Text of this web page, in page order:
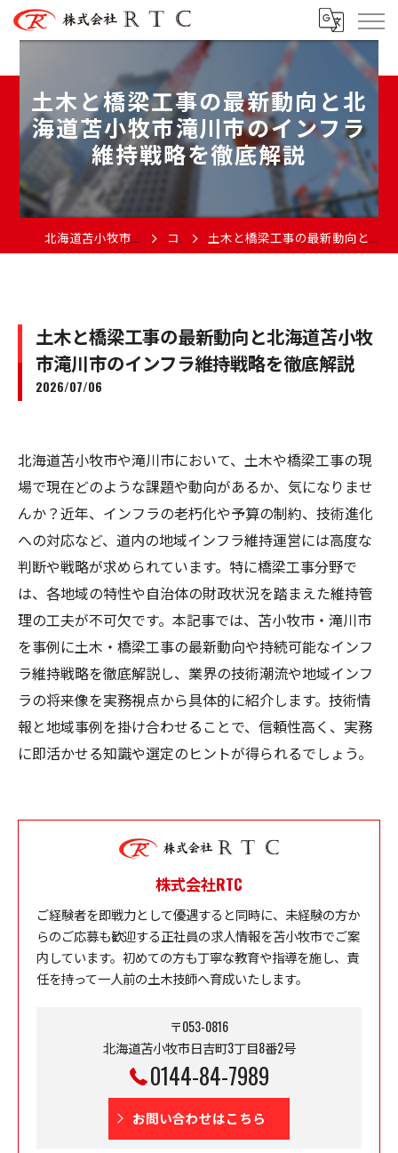
土木と橋梁工事の最新動向と北
海道苫小牧市滝川市のインフラ
維持戦略を徹底解説
北海道苫小牧市で土木の求人なら株式会社RTC コラム 土木と橋梁工事の最新動向と北海道苫小牧市滝川市のインフラ維持戦略を徹底解説
土木と橋梁工事の最新動向と北海道苫小牧
市滝川市のインフラ維持戦略を徹底解説
2026/07/06
北海道苫小牧市や滝川市において、土木や橋梁工事の現
場で現在どのような課題や動向があるか、気になりませ
んか？近年、インフラの老朽化や予算の制約、技術進化
への対応など、道内の地域インフラ維持運営には高度な
判断や戦略が求められています。特に橋梁工事分野で
は、各地域の特性や自治体の財政状況を踏まえた維持管
理の工夫が不可欠です。本記事では、苫小牧市・滝川市
を事例に土木・橋梁工事の最新動向や持続可能なインフ
ラ維持戦略を徹底解説し、業界の技術潮流や地域インフ
ラの将来像を実務視点から具体的に紹介します。技術情
報と地域事例を掛け合わせることで、信頼性高く、実務
に即活かせる知識や選定のヒントが得られるでしょう。
株式会社RTC
ご経験者を即戦力として優遇すると同時に、未経験の方か
らのご応募も歓迎する正社員の求人情報を苫小牧市でご案
内しています。初めての方も丁寧な教育や指導を施し、責
任を持って一人前の土木技師へ育成いたします。
〒053-0816
北海道苫小牧市日吉町3丁目8番2号
0144-84-7989
お問い合わせはこちら